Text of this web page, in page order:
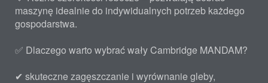
maszynę idealnie do indywidualnych potrzeb każdego
gospodarstwa.
✅ Dlaczego warto wybrać wały Cambridge MANDAM?
✔ skuteczne zagęszczanie i wyrównanie gleby,